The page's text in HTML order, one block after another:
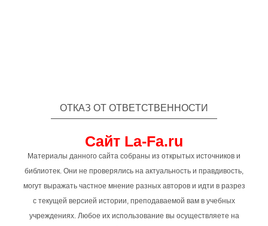
ОТКАЗ ОТ ОТВЕТСТВЕННОСТИ
Сайт La-Fa.ru
Материалы данного сайта собраны из открытых источников и
библиотек. Они не проверялись на актуальность и правдивость,
могут выражать частное мнение разных авторов и идти в разрез
с текущей версией истории, преподаваемой вам в учебных
учреждениях. Любое их использование вы осуществляете на